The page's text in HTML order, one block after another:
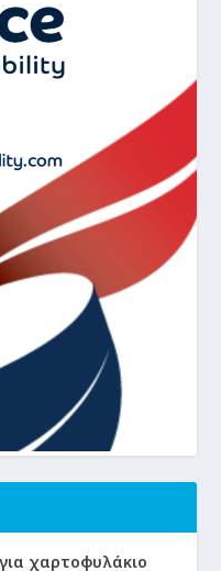
χαρτοφυλάκιο